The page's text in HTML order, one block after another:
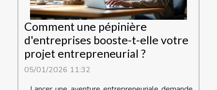
Comment une pépinière
d'entreprises booste-t-elle votre
projet entrepreneurial ?
05/01/2026 11:32